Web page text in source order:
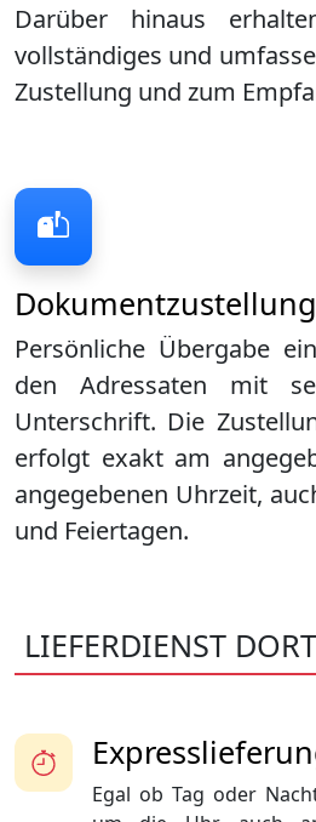
Dokumentzustellung
Persönliche Übergabe
den Adressaten mit
Unterschrift. Die
erfolgt exakt am
angegebenen Uhrzeit,
und Feiertagen.
Darüber hinaus
vollständiges und
Zustellung und zum
LIEFERDIENST
Egal ob Tag oder